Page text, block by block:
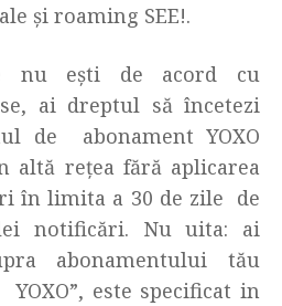
şi roaming SEE!.
nu ești de acord cu
ai dreptul să încetezi
de abonament YOXO
altă rețea fără aplicarea
în limita a 30 de zile de
notificări. Nu uita: ai
abonamentului tău
este specificat in